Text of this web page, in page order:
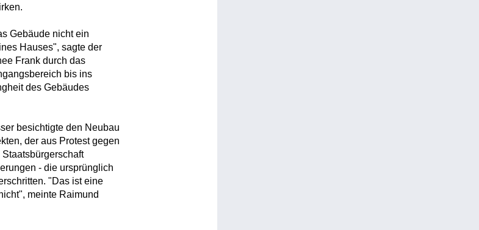
Gebäude nicht ein
Hauses", sagte der
Frank durch das
bis ins
des Gebäudes
besichtigte den Neubau
der aus Protest gegen
- die ursprünglich
"Das ist eine
meinte Raimund